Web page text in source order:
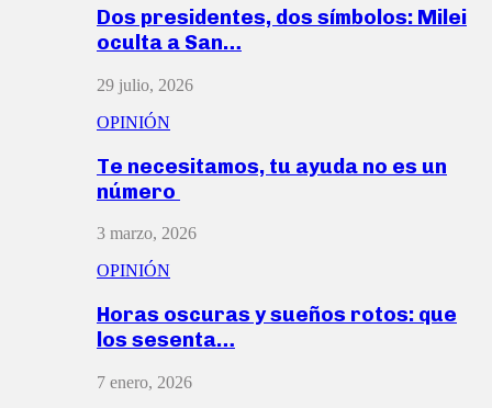
Dos presidentes, dos símbolos: Milei
oculta a San…
29 julio, 2026
OPINIÓN
Te necesitamos, tu ayuda no es un
número
3 marzo, 2026
OPINIÓN
Horas oscuras y sueños rotos: que
los sesenta…
7 enero, 2026